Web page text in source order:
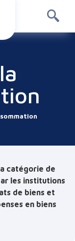
catégorie de
les institutions
de biens et
en biens